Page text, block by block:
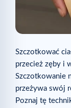
Szczotkować
przecież zęby i
Szczotkowanie
przeżywa swój
Poznaj tę